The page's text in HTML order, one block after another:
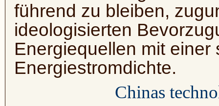
führend zu bleiben,
ideologisierten
Energiequellen mit einer
Energiestromdichte.
Chinas